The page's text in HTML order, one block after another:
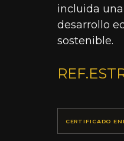
incluida una
desarrollo
sostenible.
REF.
CERTIFICADO